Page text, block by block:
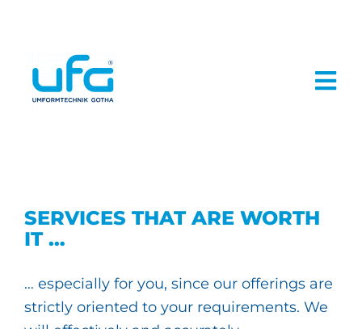
Job &
SUCHE
NACH:
SERVICES THAT ARE WORTH
IT …
… especially for you, since our offerings are
strictly oriented to your requirements. We